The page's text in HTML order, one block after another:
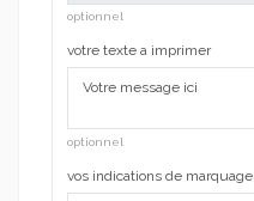
optionnel
votre texte a imprimer
optionnel
vos indications de marquage